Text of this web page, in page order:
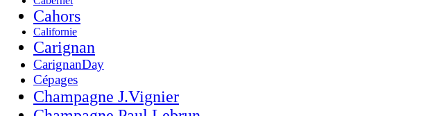
Cahors
Californie
Carignan
CarignanDay
Cépages
Champagne J.Vignier